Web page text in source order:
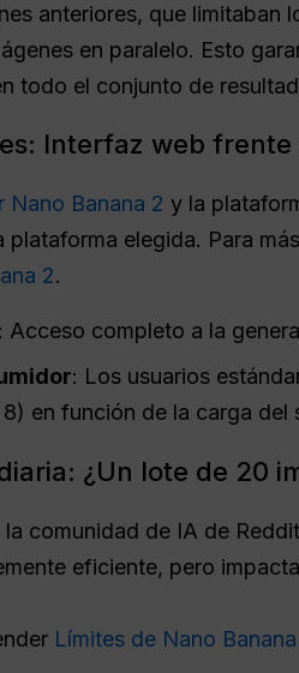
anteriores, que limitaban
en paralelo. Esto
todo el conjunto de
Interfaz web
Nano Banana 2 y la
elegida. Para
2.
: Acceso completo a la
: Los usuarios
en función de la carga
¿Un lote de 20
comunidad de IA de
eficiente, pero
Límites de Nano